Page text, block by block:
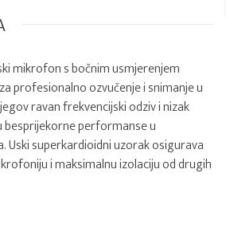
mikrofon s bočnim usmjerenjem
profesionalno ozvučenje i snimanje u
ravan frekvencijski odziv i nizak
performanse u
Uski superkardioidni uzorak osigurava
i maksimalnu izolaciju od drugih